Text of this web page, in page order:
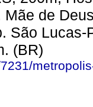
de
São
(BR)